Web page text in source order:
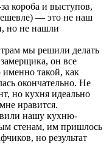
короба и выступов,
— это не наш
но не нашли
мы решили делать
он все
такой, как
окончательно. Не
но кухня идеально
нравится.
нашу кухню-
стенам, им пришлось
но результат